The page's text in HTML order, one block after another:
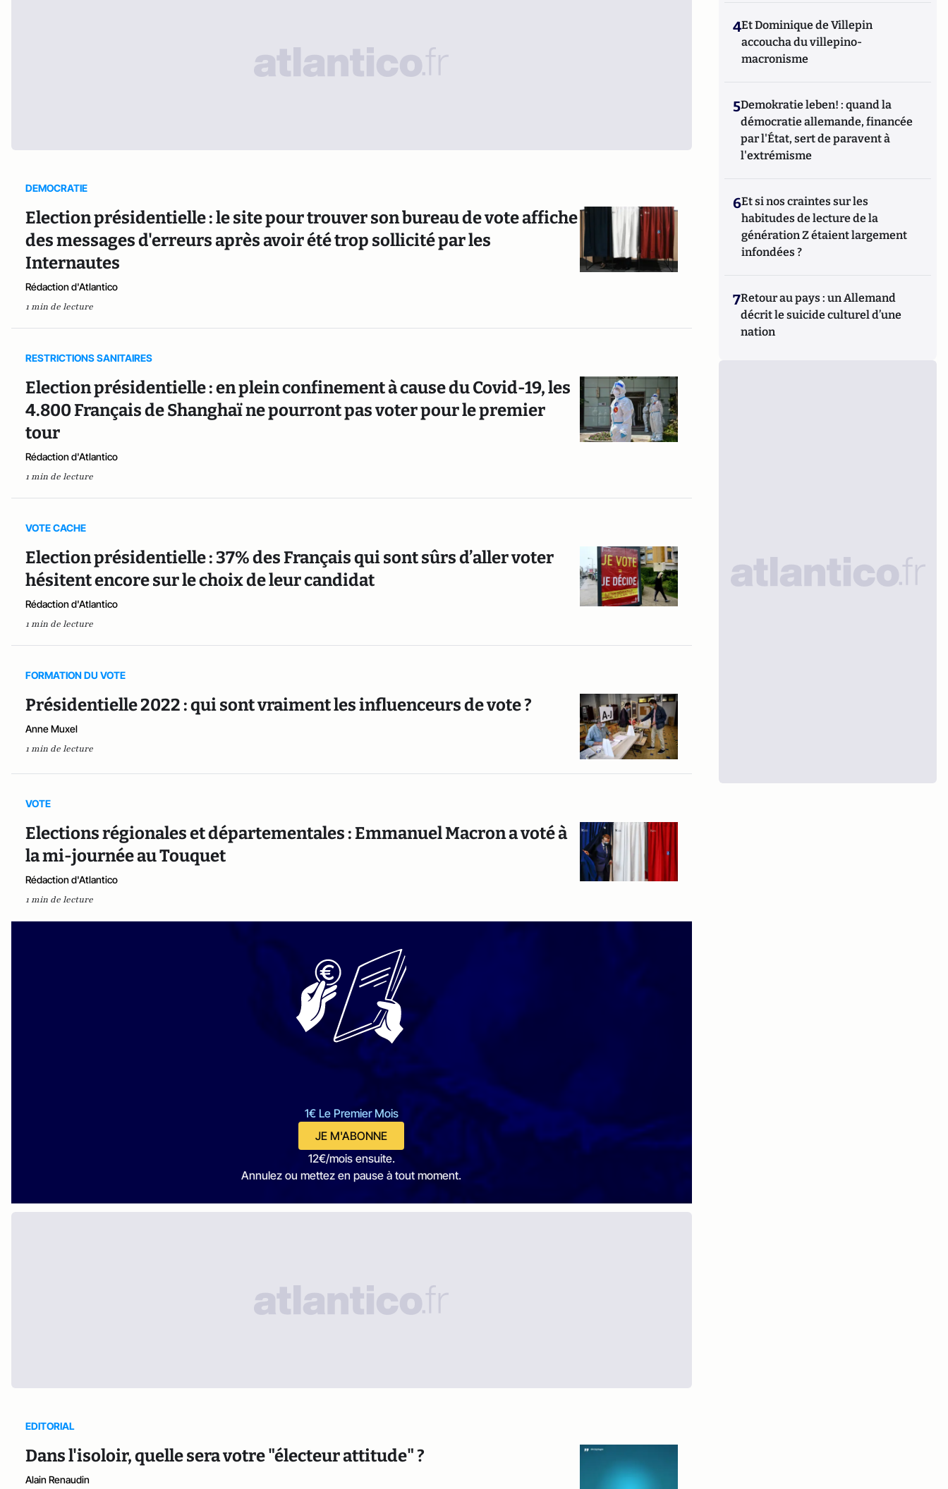
DEMOCRATIE
Election présidentielle : le site pour trouver son bureau de vote affiche
des messages d'erreurs après avoir été trop sollicité par les
Internautes
Rédaction d'Atlantico
1 min de lecture
RESTRICTIONS SANITAIRES
Election présidentielle : en plein confinement à cause du Covid-19, les
4.800 Français de Shanghaï ne pourront pas voter pour le premier
tour
Rédaction d'Atlantico
1 min de lecture
VOTE CACHE
Election présidentielle : 37% des Français qui sont sûrs d’aller voter
hésitent encore sur le choix de leur candidat
Rédaction d'Atlantico
1 min de lecture
FORMATION DU VOTE
Présidentielle 2022 : qui sont vraiment les influenceurs de vote ?
Anne Muxel
1 min de lecture
VOTE
Elections régionales et départementales : Emmanuel Macron a voté à
la mi-journée au Touquet
Rédaction d'Atlantico
1 min de lecture
1€ Le Premier Mois
JE M'ABONNE
12€/mois ensuite.
Annulez ou mettez en pause à tout moment.
EDITORIAL
Dans l'isoloir, quelle sera votre "électeur attitude" ?
Alain Renaudin
4Et Dominique de Villepin
accoucha du villepino-
macronisme
5Demokratie leben! : quand la
démocratie allemande, financée
par l'État, sert de paravent à
l'extrémisme
6Et si nos craintes sur les
habitudes de lecture de la
génération Z étaient largement
infondées ?
7Retour au pays : un Allemand
décrit le suicide culturel d’une
nation